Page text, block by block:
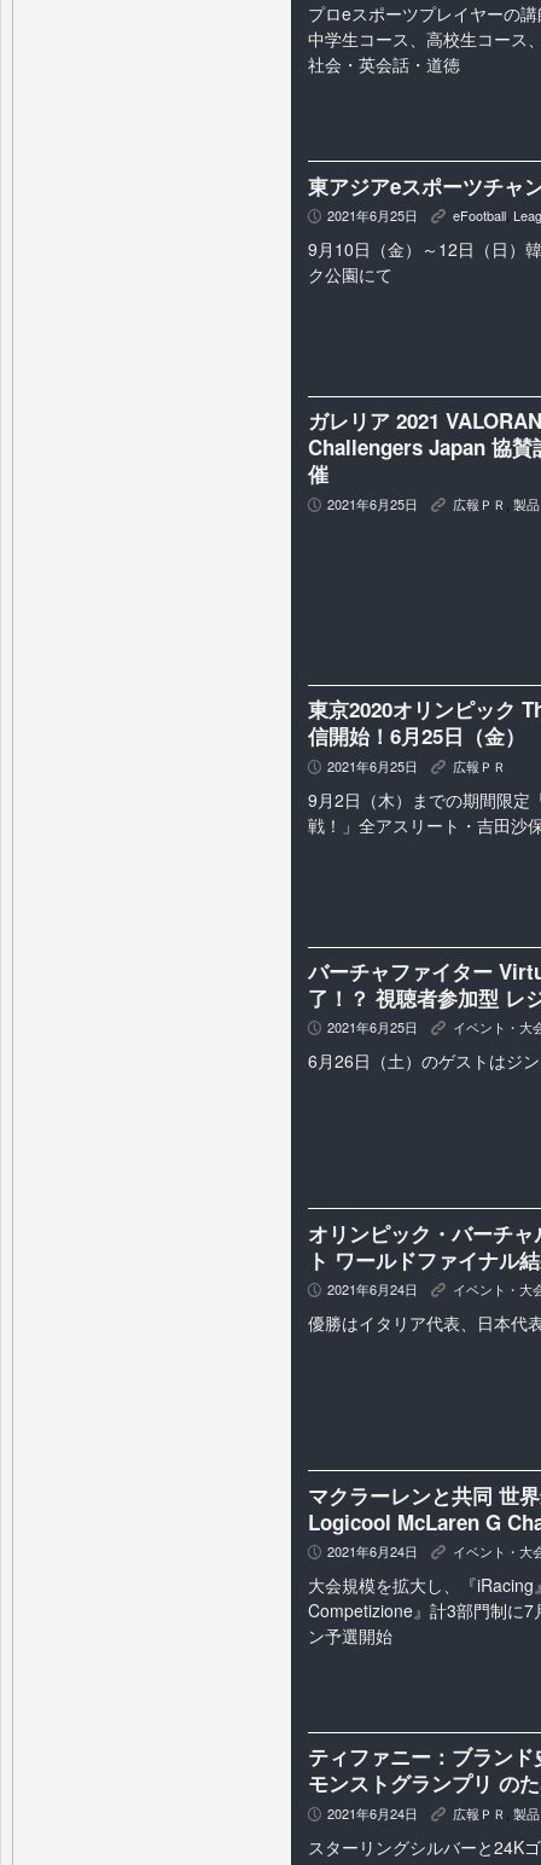
プロeスポーツプレイヤーの
中学生コース、高校生コース
社会・英会話・道徳
東アジアeスポーツチャ
P 2021年6月25日 K eFootball
9月10日（金）～12日（日）
ク公園にて
ガレリア 2021
Challengers Japan 協賛
催
P 2021年6月25日 K 広報ＰＲ 製
東京2020オリンピック
信開始！6月25日（金）
P 2021年6月25日 K 広報ＰＲ
9月2日（木）までの期間限定
戦！」全アスリート・吉田沙
バーチャファイター
了！？ 視聴者参加型 レ
P 2021年6月25日 K イベント・大
6月26日（土）のゲストはジ
オリンピック・バーチ
ト ワールドファイナル
P 2021年6月24日 K イベント・大
優勝はイタリア代表、日本代
マクラーレンと共同 世
Logicool McLaren G
P 2021年6月24日 K イベント・大
大会規模を拡大し、『
Competizione』計3部門制に
ン予選開始
ティファニー：ブラン
モンストグランプリ の
P 2021年6月24日 K 広報ＰＲ 製
スターリングシルバーと24K